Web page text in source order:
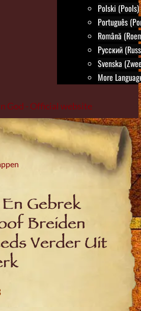
Polski (Pools)
Português
Română
Русский
Svenska
More
God - Official website
Gebrek
Breiden
Verder Uit